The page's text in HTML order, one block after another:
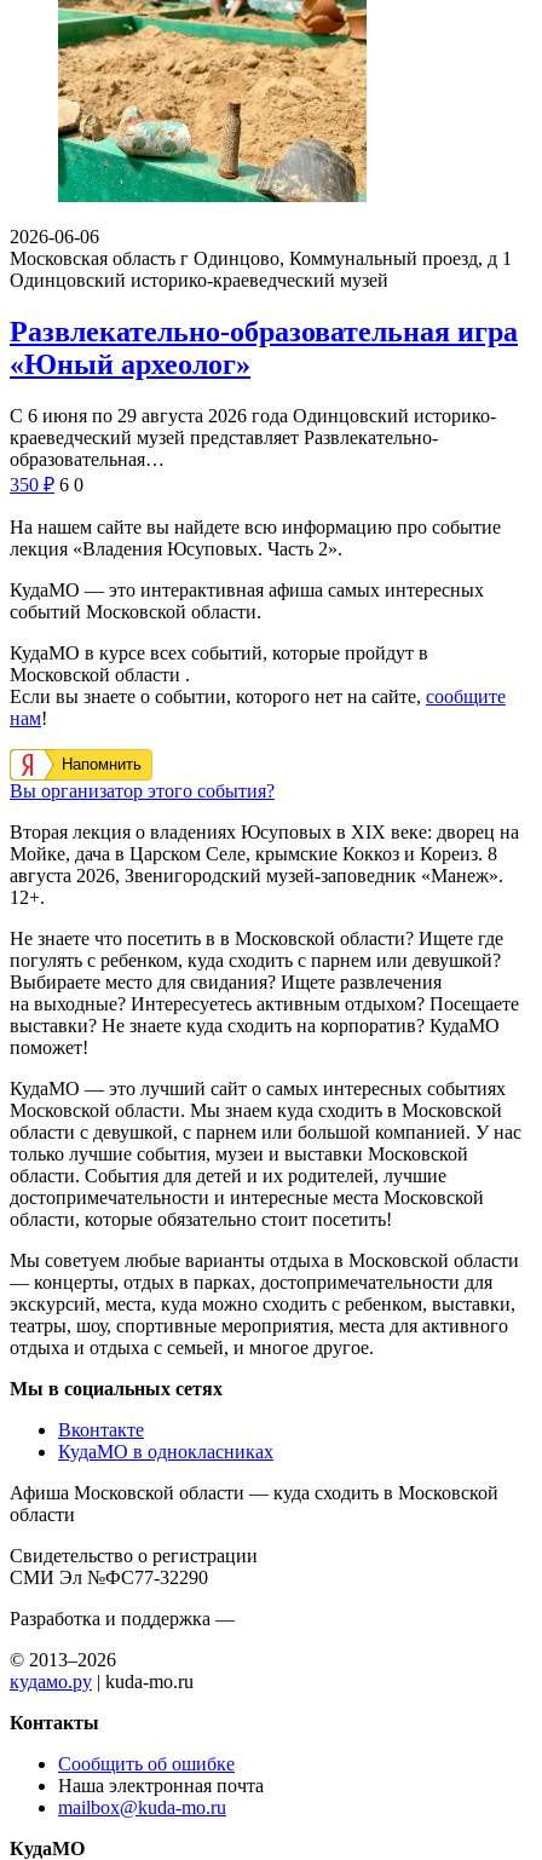
2026-06-06
Московская область г Одинцово, Коммунальный проезд, д 1
Одинцовский историко-краеведческий музей
Развлекательно-образовательная игра
«Юный археолог»
С 6 июня по 29 августа 2026 года Одинцовский историко-
краеведческий музей представляет Развлекательно-
образовательная…
350 ₽ 6 0
На нашем сайте вы найдете всю информацию про событие
лекция «Владения Юсуповых. Часть 2».
КудаМО — это интерактивная афиша самых интересных
событий Московской области.
КудаМО в курсе всех событий, которые пройдут в
Московской области .
Если вы знаете о событии, которого нет на сайте, сообщите
нам!
Напомнить
Вы организатор этого события?
Вторая лекция о владениях Юсуповых в XIX веке: дворец на
Мойке, дача в Царском Селе, крымские Коккоз и Кореиз. 8
августа 2026, Звенигородский музей-заповедник «Манеж».
12+.
Не знаете что посетить в в Московской области? Ищете где
погулять с ребенком, куда сходить с парнем или девушкой?
Выбираете место для свидания? Ищете развлечения
на выходные? Интересуетесь активным отдыхом? Посещаете
выставки? Не знаете куда сходить на корпоратив? КудаМО
поможет!
КудаМО — это лучший сайт о самых интересных событиях
Московской области. Мы знаем куда сходить в Московской
области с девушкой, с парнем или большой компанией. У нас
только лучшие события, музеи и выставки Московской
области. События для детей и их родителей, лучшие
достопримечательности и интересные места Московской
области, которые обязательно стоит посетить!
Мы советуем любые варианты отдыха в Московской области
— концерты, отдых в парках, достопримечательности для
экскурсий, места, куда можно сходить с ребенком, выставки,
театры, шоу, спортивные мероприятия, места для активного
отдыха и отдыха с семьей, и многое другое.
Мы в социальных сетях
Вконтакте
КудаМО в однокласниках
Афиша Московской области — куда сходить в Московской
области
Свидетельство о регистрации
СМИ Эл №ФС77-32290
Разработка и поддержка —
© 2013–2026
кудамо.ру | kuda-mo.ru
Контакты
Сообщить об ошибке
Наша электронная почта
mailbox@kuda-mo.ru
КудаМО